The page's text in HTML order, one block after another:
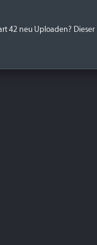
42 neu Uploaden?